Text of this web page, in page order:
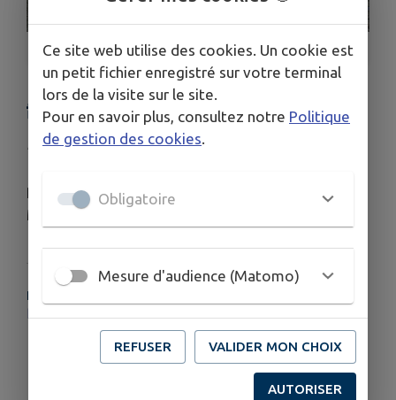
1/1
🚧 GAZETTE TRAVAUX #7
Publié le mardi 24 juin 2025 - Pujaut
Retrouvez toutes nos gazettes sur le site de la
Mairie
PLUS D'INFORMATIONS
Ce site web utilise des cookies. Un cookie est
un petit fichier enregistré sur votre terminal
lors de la visite sur le site.
Pour en savoir plus, consultez notre Politique
de gestion des cookies
Obligatoire
Mesure d'audience (Matomo)
REFUSER VALIDER MON CHOIX
AUTORISER